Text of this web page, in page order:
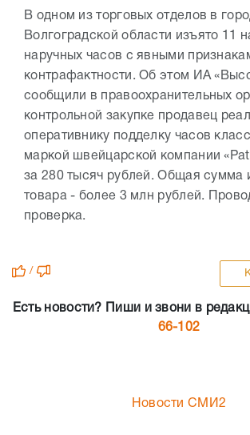
В одном из торговых отделов в
Волгоградской области изъято 11
наручных часов с явными
контрафактности. Об этом ИА
сообщили в правоохранительных
контрольной закупке продавец
оперативнику подделку часов
маркой швейцарской компании
за 280 тысяч рублей. Общая сумма
товара - более 3 млн рублей.
проверка.
/
Есть новости? Пиши и звони в
66-102
Новости СМИ2